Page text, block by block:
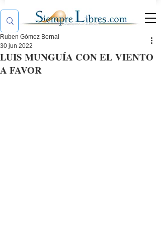
LUIS MUNGUÍA CON EL VIENTO
A FAVOR
Ruben Gómez Bernal
30 jun 2022